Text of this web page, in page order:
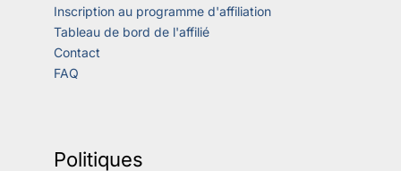
Inscription au programme d'affiliation
Tableau de bord de l'affilié
Contact
FAQ
Politiques